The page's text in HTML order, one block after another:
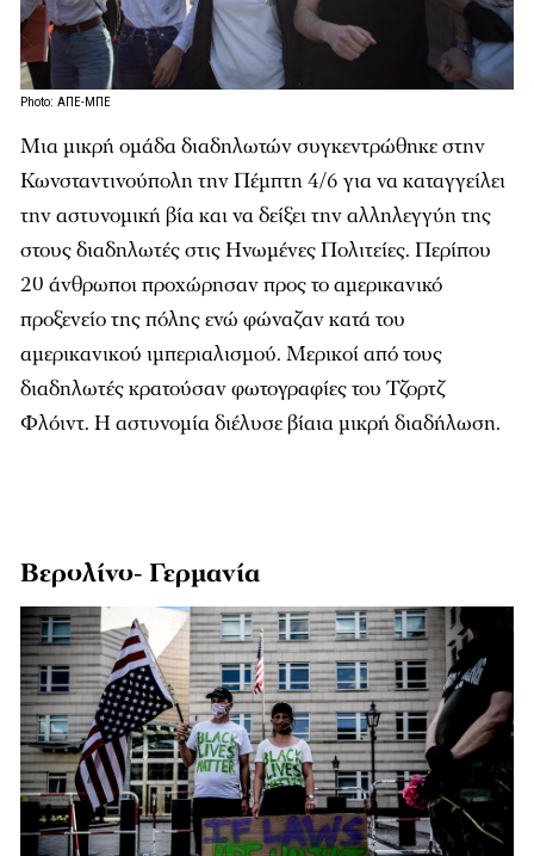
Photo: ΑΠΕ-ΜΠΕ
Μια μικρή ομάδα διαδηλωτών συγκεντρώθηκε στην
Κωνσταντινούπολη την Πέμπτη 4/6 για να καταγγείλει
την αστυνομική βία και να δείξει την αλληλεγγύη της
στους διαδηλωτές στις Ηνωμένες Πολιτείες. Περίπου
20 άνθρωποι προχώρησαν προς το αμερικανικό
προξενείο της πόλης ενώ φώναζαν κατά του
αμερικανικού ιμπεριαλισμού. Μερικοί από τους
διαδηλωτές κρατούσαν φωτογραφίες του Τζορτζ
Φλόιντ. Η αστυνομία διέλυσε βίαια μικρή διαδήλωση.
Βερολίνο- Γερμανία